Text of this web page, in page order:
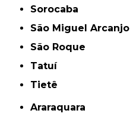
Sorocaba
São Miguel Arcanjo
São Roque
Tatuí
Tietê
Araraquara